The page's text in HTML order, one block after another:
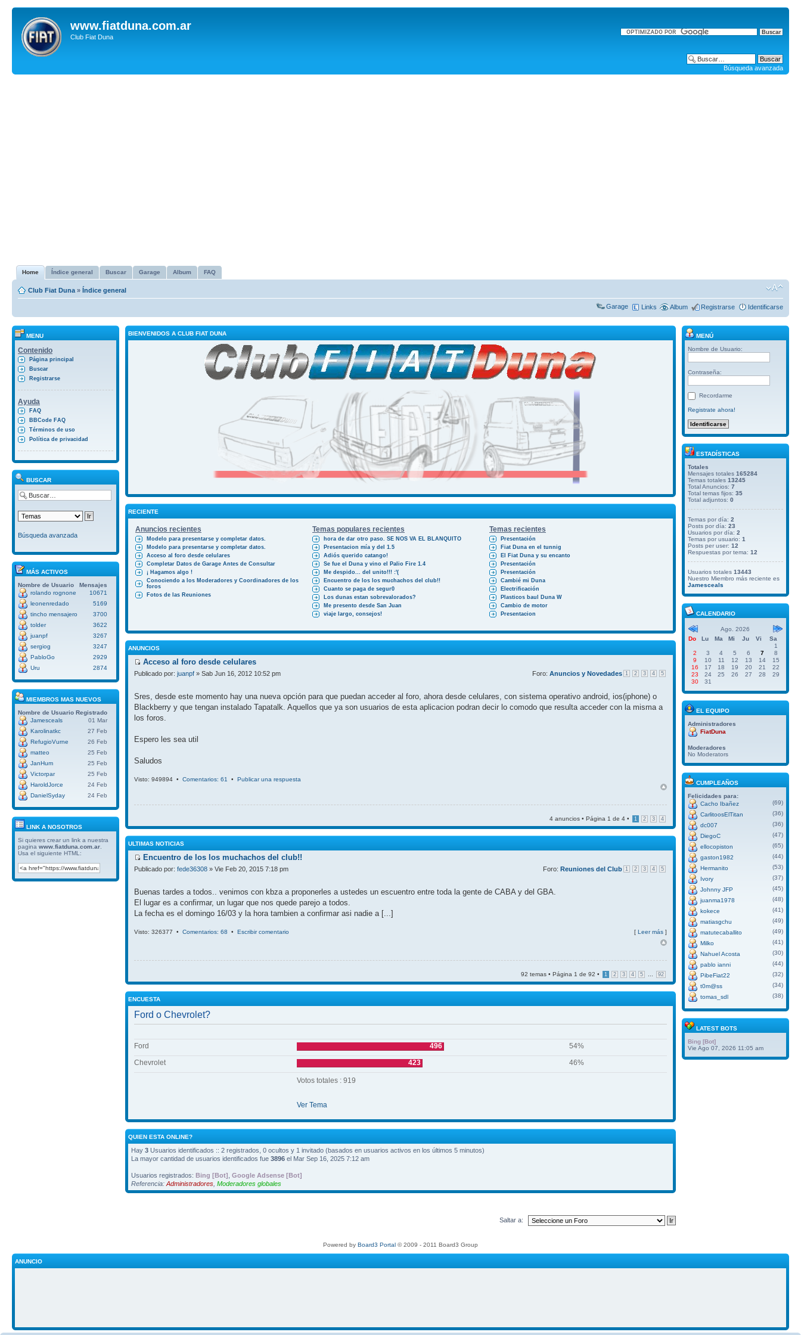
www.fiatduna.com.ar
Club Fiat Duna
Búsqueda avanzada
Home Índice general Buscar Garage Album FAQ
Club Fiat Duna » Índice general
Garage Links Album Registrarse Identificarse
MENU
Contenido
Página principal
Buscar
Registrarse
Ayuda
FAQ
BBCode FAQ
Términos de uso
Política de privacidad
BUSCAR
Búsqueda avanzada
MÁS ACTIVOS
Nombre de Usuario
Mensajes
rolando rognone
10671
leonenredado
5169
tincho mensajero
3700
tolder
3622
juanpf
3267
sergiog
3247
PabloGo
2929
Uru
2874
MIEMBROS MAS NUEVOS
Nombre de Usuario Registrado
Jamesceals
01 Mar
Karolinatkc
27 Feb
RefugioVurne
26 Feb
matteo
25 Feb
JanHum
25 Feb
Victorpar
25 Feb
HaroldJorce
24 Feb
DanielSyday
24 Feb
LINK A NOSOTROS
Si quieres crear un link a nuestra
pagina www.fiatduna.com.ar
Usa el siguiente HTML:
BIENVENIDOS A CLUB FIAT DUNA
RECIENTE
Anuncios recientes Temas populares recientes Temas recientes
Modelo para presentarse y completar datos.
Modelo para presentarse y completar datos.
Acceso al foro desde celulares
Completar Datos de Garage Antes de Consultar
¡ Hagamos algo !
Conociendo a los Moderadores y Coordinadores de los
foros
Fotos de las Reuniones
hora de dar otro paso. SE NOS VA EL BLANQUITO
Presentacion mía y del 1.5
Adiós querido catango!
Se fue el Duna y vino el Palio Fire 1.4
Me despido... del unito!!! :'(
Encuentro de los los muchachos del club!!
Cuanto se paga de segur0
Los dunas estan sobrevalorados?
Me presento desde San Juan
viaje largo, consejos!
Presentación
Fiat Duna en el tunnig
El Fiat Duna y su encanto
Presentación
Presentación
Cambié mi Duna
Electrificación
Plasticos baul Duna W
Cambio de motor
Presentacion
ANUNCIOS
Acceso al foro desde celulares
1 2 3 4 5
Publicado por: juanpf » Sab Jun 16, 2012 10:52 pm Foro: Anuncios y Novedades
Sres, desde este momento hay una nueva opción para que puedan acceder al foro, ahora desde celulares, con sistema operativo android, ios(iphone) o
Blackberry y que tengan instalado Tapatalk. Aquellos que ya son usuarios de esta aplicacion podran decir lo comodo que resulta acceder con la misma a
los foros.
Espero les sea util
Saludos
Visto: 949894 • Comentarios: 61 • Publicar una respuesta
4 anuncios • Página 1 de 4 • 1 2 3 4
ULTIMAS NOTICIAS
Encuentro de los los muchachos del club!!
1 2 3 4 5
Publicado por: fede36308 » Vie Feb 20, 2015 7:18 pm Foro: Reuniones del Club
Buenas tardes a todos.. venimos con kbza a proponerles a ustedes un escuentro entre toda la gente de CABA y del GBA.
El lugar es a confirmar, un lugar que nos quede parejo a todos.
La fecha es el domingo 16/03 y la hora tambien a confirmar asi nadie a [...]
Visto: 326377 • Comentarios: 68 • Escribir comentario [ Leer más ]
92 temas • Página 1 de 92 • 1 2 3 4 5 92
ENCUESTA
Ford o Chevrolet?
Ford 496
54%
Chevrolet
423 46%
Votos totales : 919
Ver Tema
QUIEN ESTA ONLINE?
Hay 3 Usuarios identificados :: 2 registrados, 0 ocultos y 1 invitado (basados en usuarios activos en los últimos 5 minutos)
La mayor cantidad de usuarios identificados fue 3896 el Mar Sep 16, 2025 7:12 am
Usuarios registrados: Bing [Bot] Google Adsense [Bot]
Referencia: Administradores Moderadores globales
Saltar a:
MENÚ
Nombre de Usuario:
Contraseña:
Recordarme
Registrate ahora!
ESTADÍSTICAS
Totales
Mensajes totales 165284
Temas totales 13245
Total Anuncios: 7
Total temas fijos: 35
Total adjuntos: 0
Temas por día: 2
Posts por día: 23
Usuarios por día: 2
Temas por usuario: 1
Posts per user: 12
Respuestas por tema: 12
Usuarios totales 13443
Nuestro Miembro más reciente es
Jamesceals
CALENDARIO
Ago. 2026
Do
Lu Ma Mi Ju Vi
Sa
1
2
3 4 5 6 7
8
9
10 11 12 13 14
15
16
17 18 19 20 21
22
23
24 25 26 27 28
29
30
31
EL EQUIPO
Administradores
FiatDuna
Moderadores
No Moderators
CUMPLEAÑOS
Felicidades para:
Cacho Ibañez
(69)
CarlitoosElTitan
(36)
dc007
(36)
DiegoC
(47)
ellocopiston
(65)
gaston1982
(44)
Hermanito
(53)
Ivory
(37)
Johnny JFP
(45)
juanma1978
(48)
kokece
(41)
matiasgchu
(49)
matutecaballito
(49)
Milko
(41)
Nahuel Acosta
(30)
pablo ianni
(44)
PibeFiat22
(32)
t0m@ss
(34)
tomas_sdl
(38)
LATEST BOTS
Bing [Bot]
Vie Ago 07, 2026 11:05 am
Powered by Board3 Portal © 2009 - 2011 Board3 Group
ANUNCIO